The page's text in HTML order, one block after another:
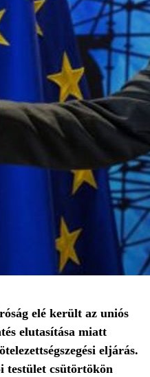
elé került az uniós
elutasítása miatt
eljárás.
testület csütörtökön